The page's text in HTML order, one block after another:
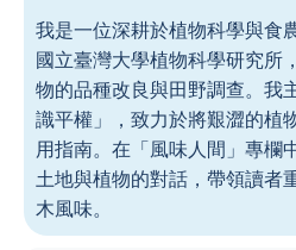
我是一位深耕於植物科學與食
國立臺灣大學植物科學研究所
物的品種改良與田野調查。我
識平權」，致力於將艱澀的植
用指南。在「風味人間」專欄
土地與植物的對話，帶領讀者
木風味。